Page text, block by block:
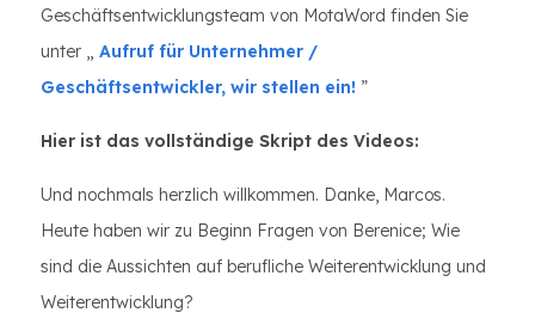
Geschäftsentwicklungsteam von MotaWord finden Sie
unter „ Aufruf für Unternehmer /
Geschäftsentwickler, wir stellen ein! ”
Hier ist das vollständige Skript des Videos:
Und nochmals herzlich willkommen. Danke, Marcos.
Heute haben wir zu Beginn Fragen von Berenice; Wie
sind die Aussichten auf berufliche Weiterentwicklung und
Weiterentwicklung?